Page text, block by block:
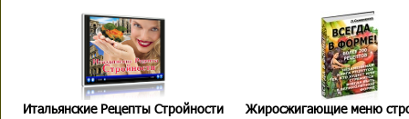
Итальянские Рецепты Стройности Жиросжигающие меню